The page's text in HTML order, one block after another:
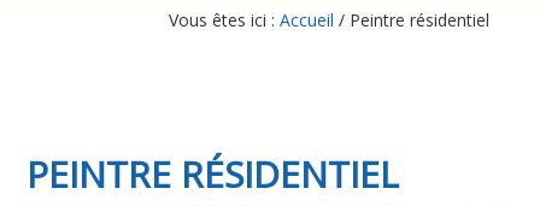
Vous êtes ici : Accueil /Peintre résidentiel
PEINTRE RÉSIDENTIEL